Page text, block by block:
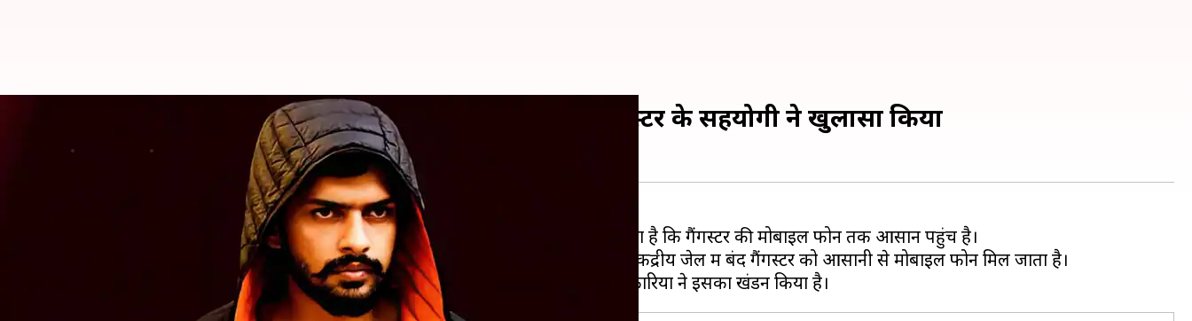
लॉरेंस बिश्नोई की साबरमती जेल में मोबाइल फोन तक पहुंच, गैंगस्टर के सहयोगी ने खुलासा किया
के मुताबिक, हाशिम ने न्यायिक कबूलनामे में दावा किया कि
की साबरमती केंद्रीय जेल में बंद गैंगस्टर को आसानी से मोबाइल फोन मिल जाता है।